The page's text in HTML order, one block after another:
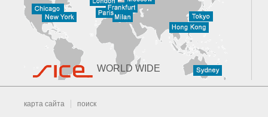
WORLD WIDE
карта сайта поиск